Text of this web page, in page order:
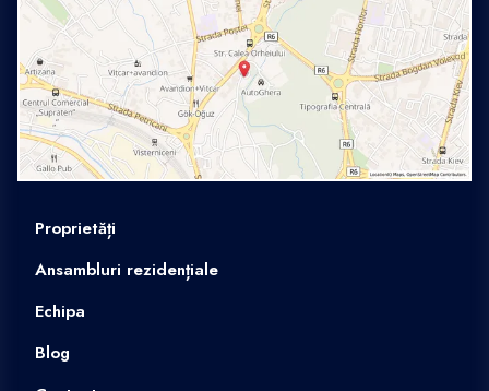
Proprietăți
Ansambluri rezidențiale
Echipa
Blog